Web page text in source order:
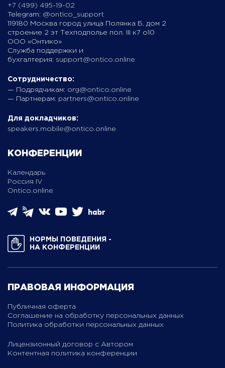
+7 (499) 495-19-02
Telegram: @ontico_support
119180 Москва город улица Полянка Б. дом 2
строение 2 эт Техподполье пол. III к7 о10
ООО «Онтико»
Служба поддержки и
бухгалтерия: support@ontico.online
Сотрудничество:
— Подрядчикам: org@ontico.online
— Партнерам: partners@ontico.online
Для докладчиков:
speakers.mobile@ontico.online
КОНФЕРЕНЦИИ
Календарь
Россия IV
Ontico.online
НОРМЫ ПОВЕДЕНИЯ ­
НА КОНФЕРЕНЦИИ
ПРАВОВАЯ ИНФОРМАЦИЯ
Публичная оферта
Соглашение на обработку персональных данных
Политика обработки персональных данных
Лицензионный договор с Автором
Контентная политика конференции